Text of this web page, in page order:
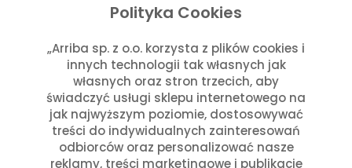
Polityka Cookies
„Arriba sp. z o.o. korzysta z plików cookies i
innych technologii tak własnych jak
własnych oraz stron trzecich, aby
świadczyć usługi sklepu internetowego na
jak najwyższym poziomie, dostosowywać
treści do indywidualnych zainteresowań
odbiorców oraz personalizować nasze
reklamy, treści marketingowe i publikacje
czerwiec 2025
marzec 2025
styczeń 2025
Kategorie